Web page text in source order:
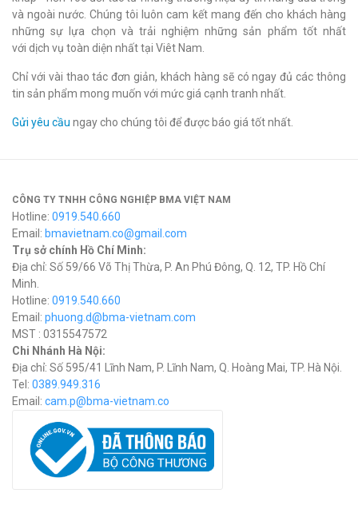
và ngoài nước. Chúng tôi luôn cam kết mang đến cho khách hàng
những sự lựa chọn và trải nghiệm những sản phẩm tốt nhất
với dịch vụ toàn diện nhất tại Viêt Nam.
Chỉ với vài thao tác đơn giản, khách hàng sẽ có ngay đủ các thông
tin sản phẩm mong muốn với mức giá cạnh tranh nhất.
Gửi yêu cầu ngay cho chúng tôi để được báo giá tốt nhất.
CÔNG TY TNHH CÔNG NGHIỆP BMA VIỆT NAM
Hotline: 0919.540.660
Email: bmavietnam.co@gmail.com
Trụ sở chính Hồ Chí Minh:
Địa chỉ: Số 59/66 Võ Thị Thừa, P. An Phú Đông, Q. 12, TP. Hồ Chí
Minh.
Hotline: 0919.540.660
Email: phuong.d@bma-vietnam.com
MST : 0315547572
Chi Nhánh Hà Nội:
Địa chỉ: Số 595/41 Lĩnh Nam, P. Lĩnh Nam, Q. Hoàng Mai, TP. Hà Nội.
Tel: 0389.949.316
Email: cam.p@bma-vietnam.co